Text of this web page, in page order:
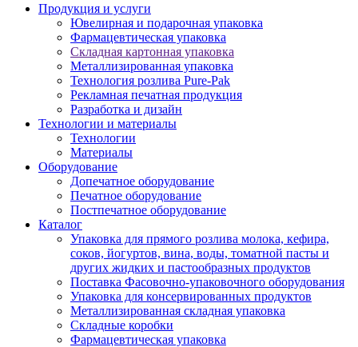
Продукция и услуги
Ювелирная и подарочная упаковка
Фармацевтическая упаковка
Складная картонная упаковка
Металлизированная упаковка
Технология розлива Pure-Pak
Рекламная печатная продукция
Разработка и дизайн
Технологии и материалы
Технологии
Материалы
Оборудование
Допечатное оборудование
Печатное оборудование
Постпечатное оборудование
Каталог
Упаковка для прямого розлива молока, кефира,
соков, йогуртов, вина, воды, томатной пасты и
других жидких и пастообразных продуктов
Поставка Фасовочно-упаковочного оборудования
Упаковка для консервированных продуктов
Металлизированная складная упаковка
Складные коробки
Фармацевтическая упаковка